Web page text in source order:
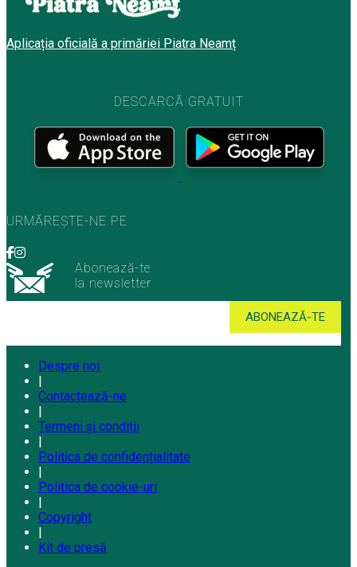
Aplicația oficială a primăriei Piatra Neamț
DESCARCĂ GRATUIT
URMĂREȘTE-NE PE
Abonează-te
la newsletter
Despre noi
Contactează-ne
Termeni și condiții
Politica de confidențialitate
Politica de cookie-uri
Copyright
Kit de presă